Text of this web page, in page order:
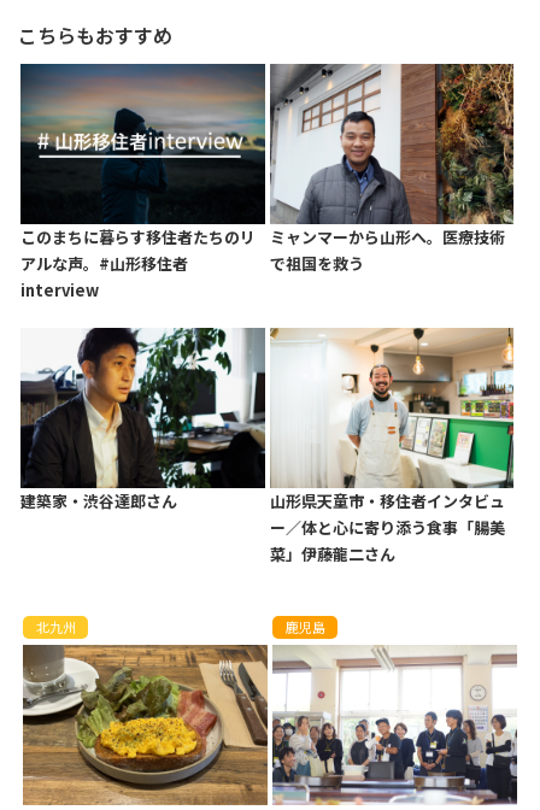
こちらもおすすめ
このまちに暮らす移住者たちのリ
アルな声。#山形移住者
interview
ミャンマーから山形へ。医療技術
で祖国を救う
建築家・渋谷達郎さん
山形県天童市・移住者インタビュ
ー／体と心に寄り添う食事「腸美
菜」伊藤龍二さん
北九州 鹿児島